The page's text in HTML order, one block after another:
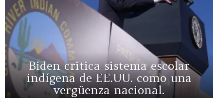
Biden critica sistema escolar
indígena de EE.UU. como una
vergüenza nacional.